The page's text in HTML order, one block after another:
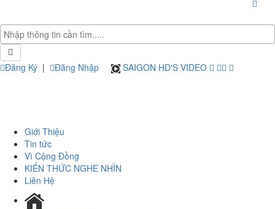
Đăng Ký | Đăng Nhập SAIGON HD'S VIDEO
Giới Thiệu
Tin tức
Vì Cộng Đồng
KIẾN THỨC NGHE NHÌN
Liên Hệ